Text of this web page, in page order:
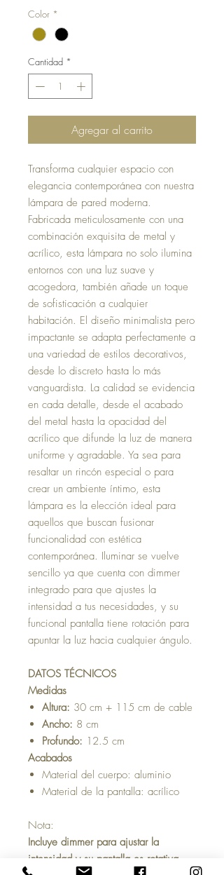
Color *
Cantidad *
Agregar al carrito
Transforma cualquier espacio con
elegancia contemporánea con nuestra
lámpara de pared moderna.
Fabricada meticulosamente con una
combinación exquisita de metal y
acrílico, esta lámpara no solo ilumina
entornos con una luz suave y
acogedora, también añade un toque
de sofisticación a cualquier
habitación. El diseño minimalista pero
impactante se adapta perfectamente a
una variedad de estilos decorativos,
desde lo discreto hasta lo más
vanguardista. La calidad se evidencia
en cada detalle, desde el acabado
del metal hasta la opacidad del
acrílico que difunde la luz de manera
uniforme y agradable. Ya sea para
resaltar un rincón especial o para
crear un ambiente íntimo, esta
lámpara es la elección ideal para
aquellos que buscan fusionar
funcionalidad con estética
contemporánea. Iluminar se vuelve
sencillo ya que cuenta con dimmer
integrado para que ajustes la
intensidad a tus necesidades, y su
funcional pantalla tiene rotación para
apuntar la luz hacia cualquier ángulo.
DATOS TÉCNICOS
Medidas
Altura: 30 cm + 115 cm de cable
Ancho: 8 cm
Profundo: 12.5 cm
Acabados
Material del cuerpo: aluminio
Material de la pantalla: acrílico
Nota:
Incluye dimmer para ajustar la
intensidad y su pantalla es rotativa